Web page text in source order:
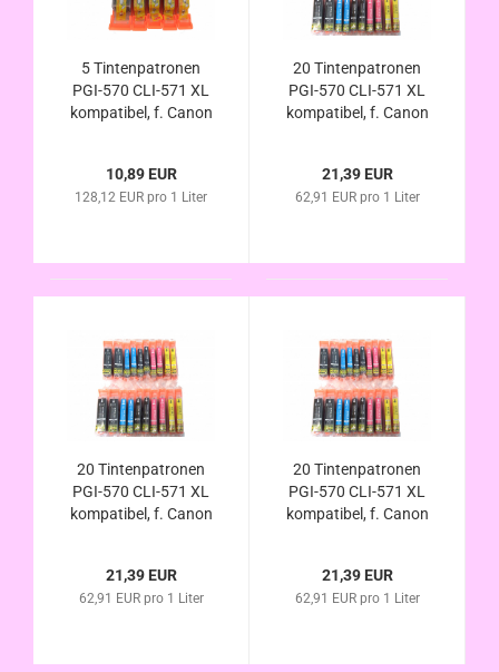
5 Tintenpatronen
PGI-570 CLI-571 XL
kompatibel, f. Canon
10,89 EUR
128,12 EUR pro 1 Liter
20 Tintenpatronen
PGI-570 CLI-571 XL
kompatibel, f. Canon
/ TS-9055
21,39 EUR
62,91 EUR pro 1 Liter
20 Tintenpatronen
PGI-570 CLI-571 XL
kompatibel, f. Canon
TS6040
21,39 EUR
62,91 EUR pro 1 Liter
20 Tintenpatronen
PGI-570 CLI-571 XL
kompatibel, f. Canon
21,39 EUR
62,91 EUR pro 1 Liter